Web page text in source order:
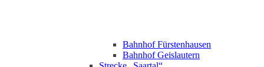
Bahnhof Fürstenhausen
Bahnhof Geislautern